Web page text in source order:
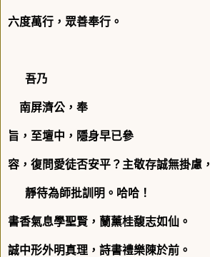
六度萬行，眾善奉行。
吾乃
南屏濟公，奉
旨，至壇中，隱身早已參
容，復問愛徒否安平？主敬存誠無掛慮，
靜待為師批訓明。哈哈！
書香氣息學聖賢，蘭薰桂馥志如仙。
誠中形外明真理，詩書禮樂陳於前。